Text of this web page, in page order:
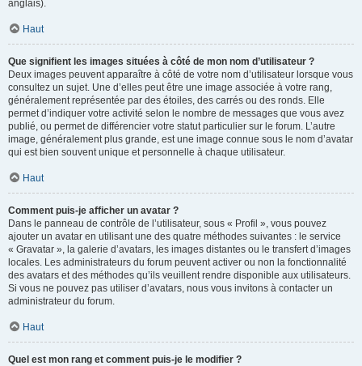
anglais).
Haut
Que signifient les images situées à côté de mon nom d’utilisateur ?
Deux images peuvent apparaître à côté de votre nom d’utilisateur lorsque vous
consultez un sujet. Une d’elles peut être une image associée à votre rang,
généralement représentée par des étoiles, des carrés ou des ronds. Elle
permet d’indiquer votre activité selon le nombre de messages que vous avez
publié, ou permet de différencier votre statut particulier sur le forum. L’autre
image, généralement plus grande, est une image connue sous le nom d’avatar
qui est bien souvent unique et personnelle à chaque utilisateur.
Haut
Comment puis-je afficher un avatar ?
Dans le panneau de contrôle de l’utilisateur, sous « Profil », vous pouvez
ajouter un avatar en utilisant une des quatre méthodes suivantes : le service
« Gravatar », la galerie d’avatars, les images distantes ou le transfert d’images
locales. Les administrateurs du forum peuvent activer ou non la fonctionnalité
des avatars et des méthodes qu’ils veuillent rendre disponible aux utilisateurs.
Si vous ne pouvez pas utiliser d’avatars, nous vous invitons à contacter un
administrateur du forum.
Haut
Quel est mon rang et comment puis-je le modifier ?